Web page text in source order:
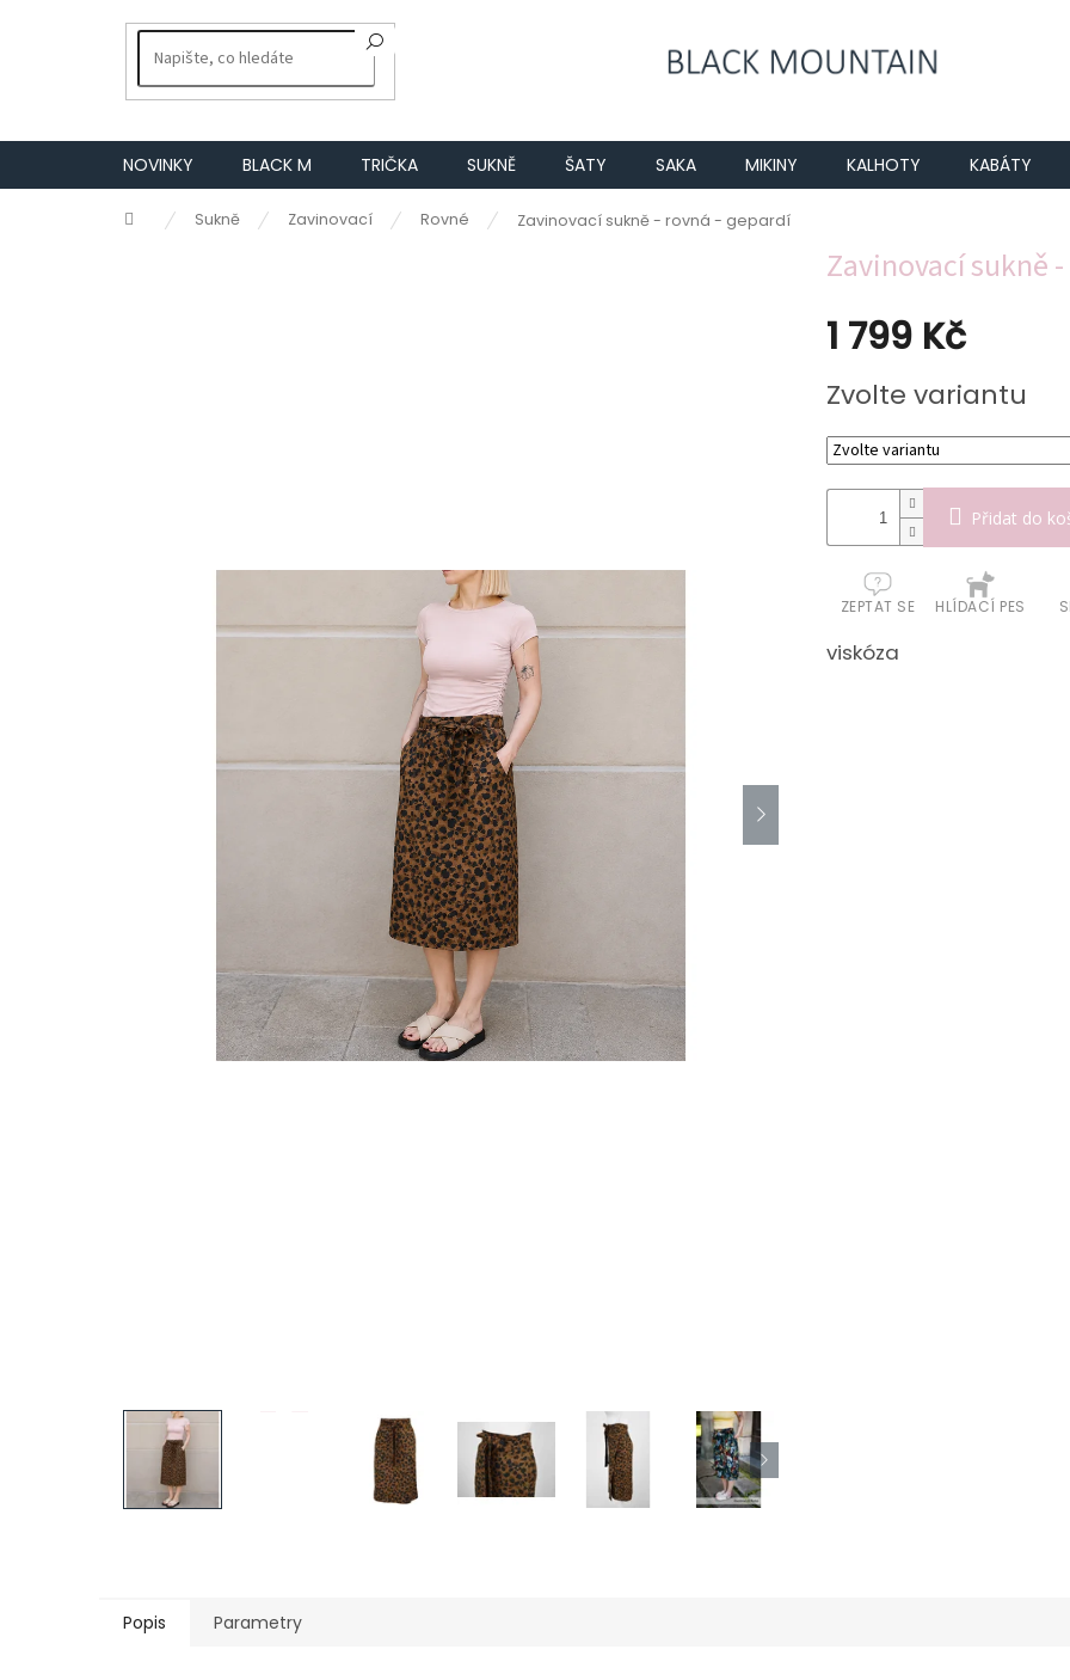
NOVINKY BLACK M TRIČKA SUKNĚ ŠATY SAKA MIKINY KALHOTY KABÁTY
Domů Sukně Zavinovací Rovné Zavinovací sukně - rovná - gepardí
Zavinovací sukně
1 799 Kč
cena:
Zvolte variantu
Přidat do
ZEPTAT SE HLÍDACÍ PES
viskóza
Popis Parametry